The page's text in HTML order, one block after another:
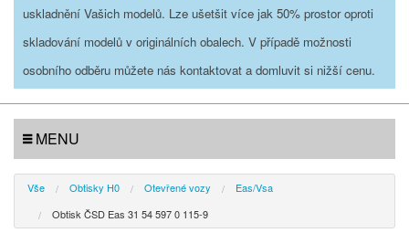
uskladnění Vašich modelů. Lze ušetšit více jak 50% prostor oproti
skladování modelů v originálních obalech. V případě možnosti
osobního odběru můžete nás kontaktovat a domluvit si nižší cenu.
MENU
Vše Obtisky H0 Otevřené vozy
Eas/Vsa
Obtisk ČSD Eas 31 54 597 0 115-9